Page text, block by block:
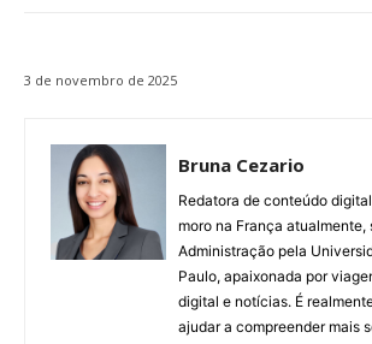
3 de novembro de 2025
Bruna Cezario
Redatora de conteúdo
moro na França atualmente,
Administração pela
Paulo, apaixonada por
digital e notícias. É
ajudar a compreender mais